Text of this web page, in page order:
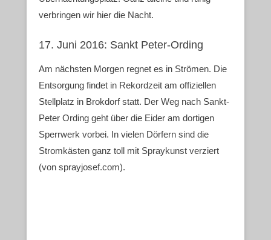
verbringen wir hier die Nacht.
17. Juni 2016: Sankt Peter-Ording
Am nächsten Morgen regnet es in Strömen. Die
Entsorgung findet in Rekordzeit am offiziellen
Stellplatz in Brokdorf statt. Der Weg nach Sankt-
Peter Ording geht über die Eider am dortigen
Sperrwerk vorbei. In vielen Dörfern sind die
Stromkästen ganz toll mit Spraykunst verziert
(von sprayjosef.com).